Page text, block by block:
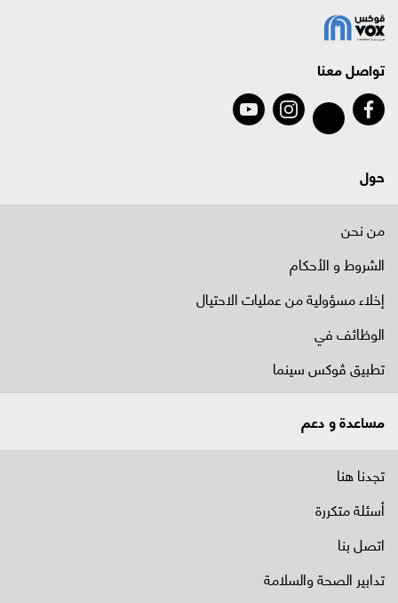
تواصل معنا
حول
من نحن
الشروط و الأحكام
إخلاء مسؤولية من عمليات الاحتيال
الوظائف في
تطبيق ڤوكس سينما
مساعدة و دعم
تجدنا هنا
أسئلة متكررة
اتصل بنا
تدابير الصحة والسلامة